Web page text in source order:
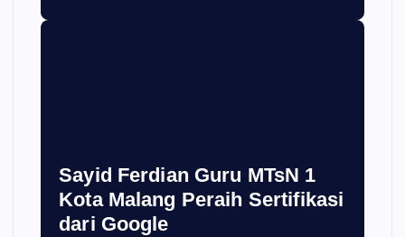
Sayid Ferdian Guru MTsN 1
Kota Malang Peraih Sertifikasi
dari Google